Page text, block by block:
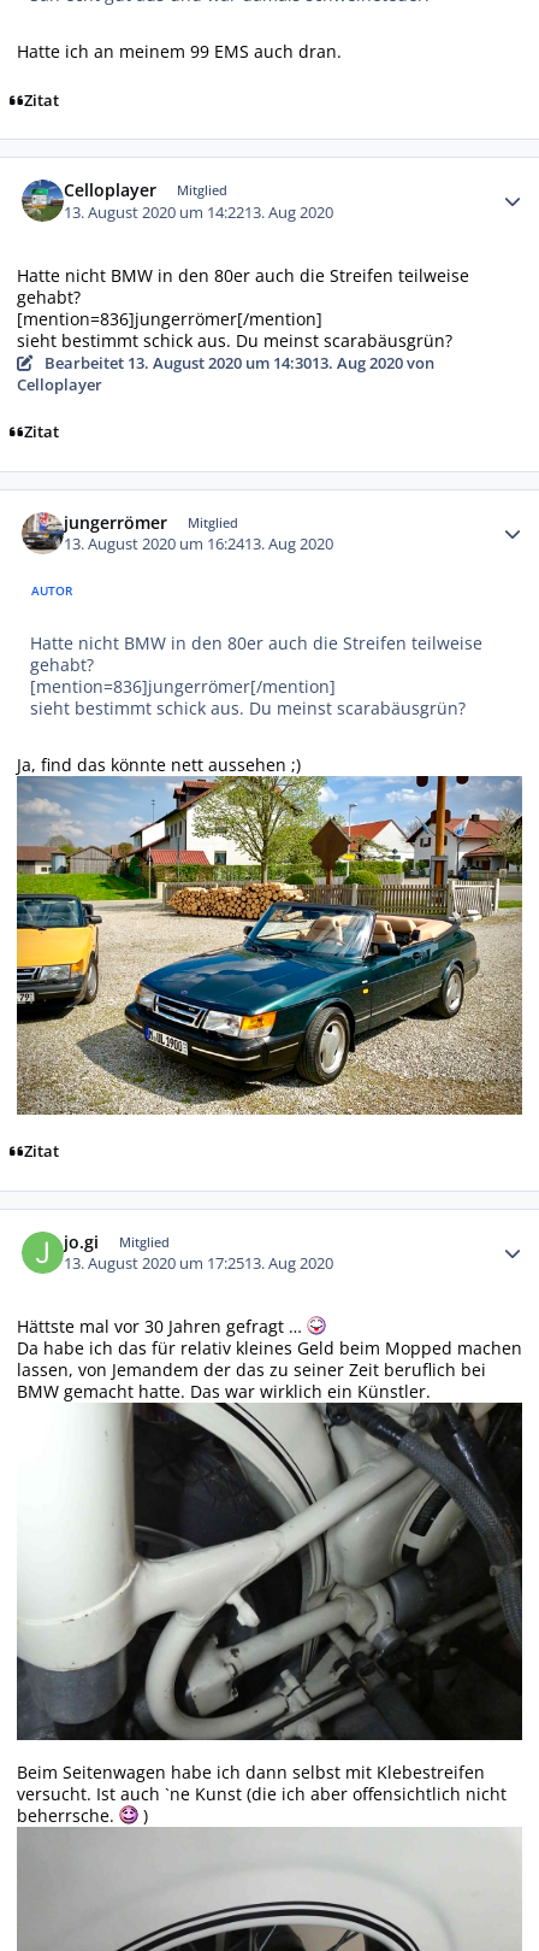
Hatte ich an meinem 99 EMS auch dran.
Zitat
Celloplayer Mitglied
13. August 2020 um 14:2213. Aug 2020
Hatte nicht BMW in den 80er auch die Streifen teilweise
gehabt?
[mention=836]jungerrömer[/mention]
sieht bestimmt schick aus. Du meinst scarabäusgrün?
Bearbeitet 13. August 2020 um 14:3013. Aug 2020von
Celloplayer
Zitat
jungerrömer Mitglied
13. August 2020 um 16:2413. Aug 2020
AUTOR
Hatte nicht BMW in den 80er auch die Streifen teilweise
gehabt?
[mention=836]jungerrömer[/mention]
sieht bestimmt schick aus. Du meinst scarabäusgrün?
Ja, find das könnte nett aussehen ;)
Zitat
jo.gi Mitglied
13. August 2020 um 17:2513. Aug 2020
Hättste mal vor 30 Jahren gefragt …
Da habe ich das für relativ kleines Geld beim Mopped machen
lassen, von Jemandem der das zu seiner Zeit beruflich bei
BMW gemacht hatte. Das war wirklich ein Künstler.
Beim Seitenwagen habe ich dann selbst mit Klebestreifen
versucht. Ist auch `ne Kunst (die ich aber offensichtlich nicht
beherrsche.
)